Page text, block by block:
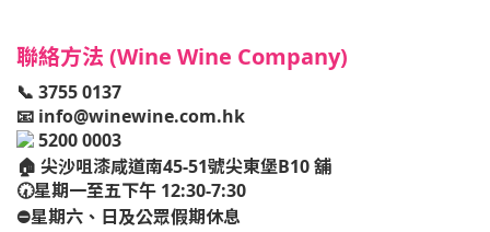
聯絡方法 (Wine Wine Company)
📞 3755 0137
📧 info@winewine.com.hk
5200 0003
🏠 尖沙咀漆咸道南45-51號尖東堡B10 舖
🕢星期一至五下午 12:30-7:30
⛔️星期六、日及公眾假期休息